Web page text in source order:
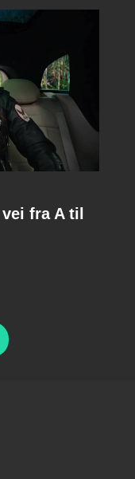
fra A til